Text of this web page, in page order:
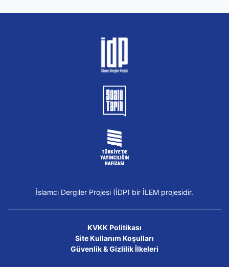
İslamcı Dergiler Projesi (İDP) bir İLEM projesidir.
KVKK Politikası
Site Kullanım Koşulları
Güvenlik & Gizlilik İlkeleri